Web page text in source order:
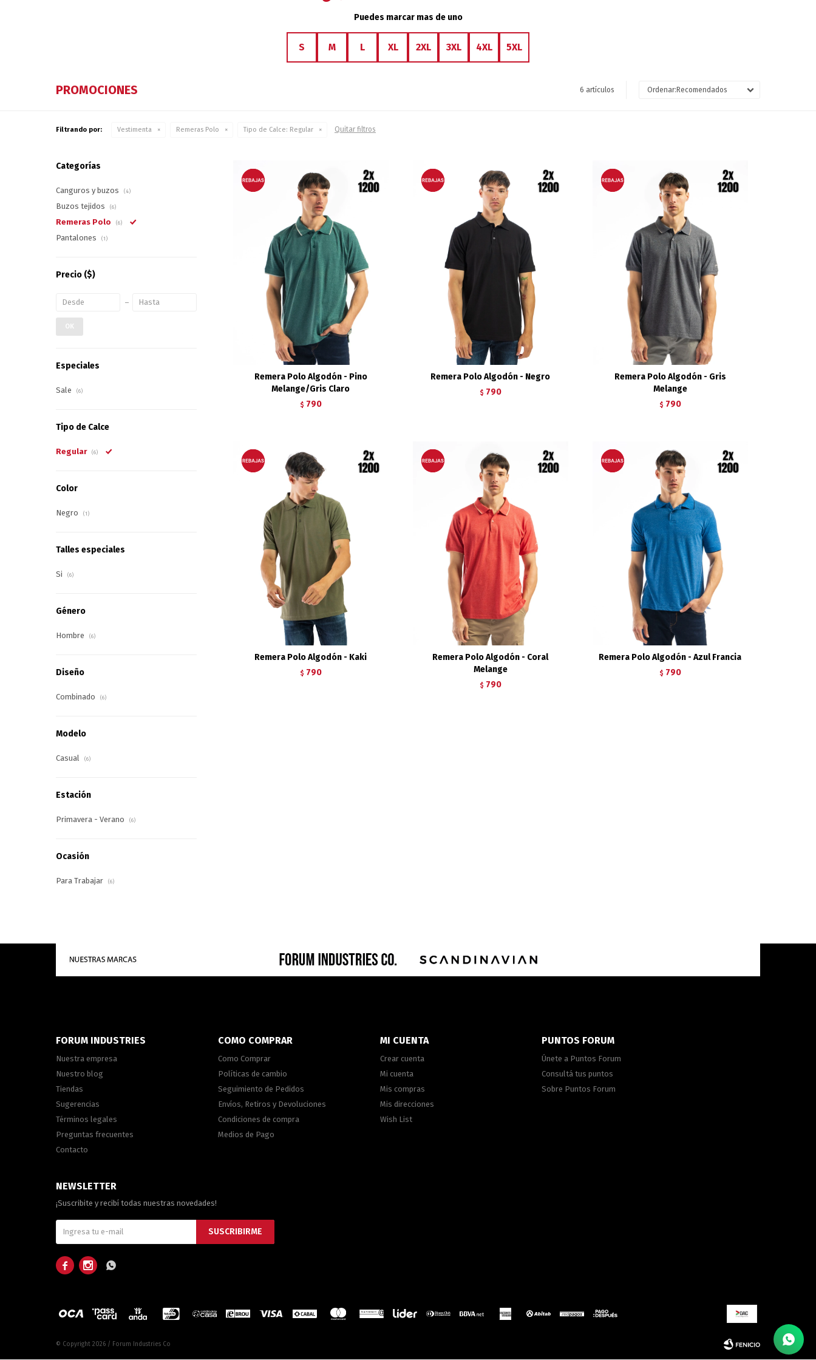
Puedes marcar mas de uno
S M L XL 2XL 3XL 4XL 5XL
PROMOCIONES 6 artículos Recomendados
Filtrando por: Vestimenta Remeras Polo Tipo de Calce: Regular Quitar filtros
Remera Polo Algodón - Pino
Melange/Gris Claro
$ 790
Remera Polo Algodón - Negro
$ 790
Remera Polo Algodón - Gris
Melange
$ 790
Remera Polo Algodón - Kaki
$ 790
Remera Polo Algodón - Coral
Melange
$ 790
Remera Polo Algodón - Azul Francia
$ 790
Categorías
Canguros y buzos (4)
Buzos tejidos (6)
Remeras Polo (6)
Pantalones (1)
Precio ($)
OK
Especiales
Sale (6)
Tipo de Calce
Regular (6)
Color
Negro (1)
Talles especiales
Si (6)
Género
Hombre (6)
Diseño
Combinado (6)
Modelo
Casual (6)
Estación
Primavera - Verano (6)
Ocasión
Para Trabajar (6)
FORUM INDUSTRIES
Nuestra empresa
Nuestro blog
Tiendas
Sugerencias
Términos legales
Preguntas frecuentes
Contacto
COMO COMPRAR
Como Comprar
Políticas de cambio
Seguimiento de Pedidos
Envíos, Retiros y Devoluciones
Condiciones de compra
Medios de Pago
MI CUENTA
Crear cuenta
Mi cuenta
Mis compras
Mis direcciones
Wish List
PUNTOS FORUM
Únete a Puntos Forum
Consultá tus puntos
Sobre Puntos Forum
NEWSLETTER
¡Suscribite y recibí todas nuestras novedades!
SUSCRIBIRME
  
© Copyright 2026 / Forum Industries Co